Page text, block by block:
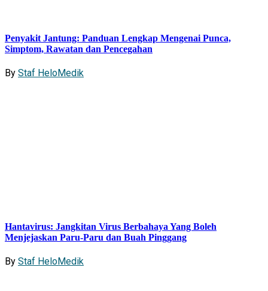
Penyakit Jantung: Panduan Lengkap Mengenai Punca,
Simptom, Rawatan dan Pencegahan
By Staf HeloMedik
Hantavirus: Jangkitan Virus Berbahaya Yang Boleh
Menjejaskan Paru-Paru dan Buah Pinggang
By Staf HeloMedik